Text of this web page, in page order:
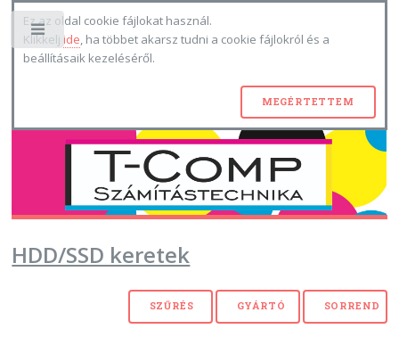
Ez az oldal cookie fájlokat használ.
Klikkelj ide, ha többet akarsz tudni a cookie fájlokról és a
beállításaik kezeléséről.
HDD/SSD keretek
Toggle